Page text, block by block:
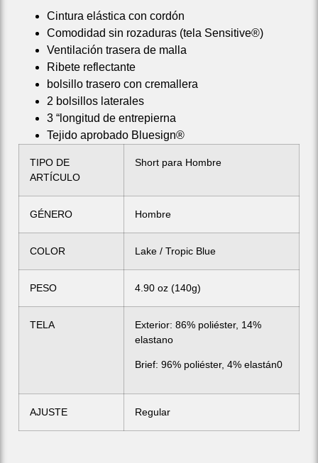
Cintura elástica con cordón
Comodidad sin rozaduras (tela Sensitive®)
Ventilación trasera de malla
Ribete reflectante
bolsillo trasero con cremallera
2 bolsillos laterales
3 “longitud de entrepierna
Tejido aprobado Bluesign®
TIPO DE
ARTÍCULO
Short para Hombre
GÉNERO Hombre
COLOR Lake / Tropic Blue
PESO 4.90 oz (140g)
TELA
Exterior: 86% poliéster, 14%
elastano
Brief: 96% poliéster, 4% elastán0
AJUSTE Regular